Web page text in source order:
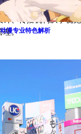
计、传播机构从事视觉
理。
册电影和媒体研究研
研究生课程录取，就可
读研究生课程的学生也
亚大学的研究生学位课
生证书。
100，雅思7.5； 申请时
漫专业特色解析